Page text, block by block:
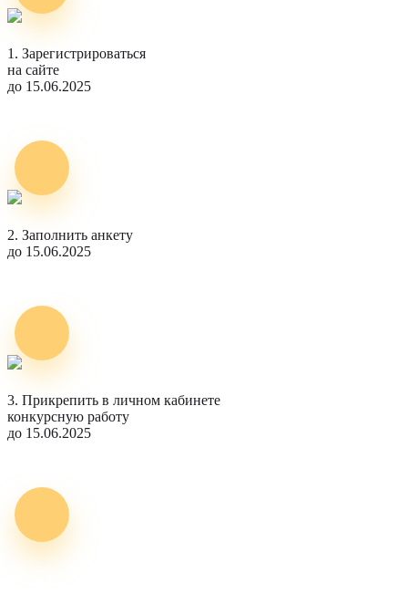
1. Зарегистрироваться
на сайте
до 15.06.2025
2. Заполнить анкету
до 15.06.2025
3. Прикрепить в личном кабинете
конкурсную работу
до 15.06.2025